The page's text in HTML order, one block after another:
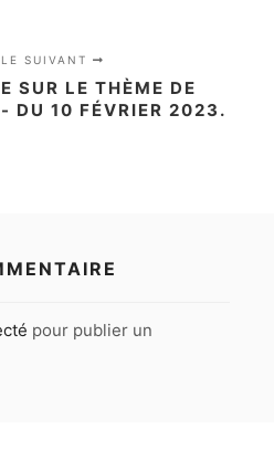
SUIVANT
SUR LE THÈME DE
DU 10 FÉVRIER 2023.
pour publier un